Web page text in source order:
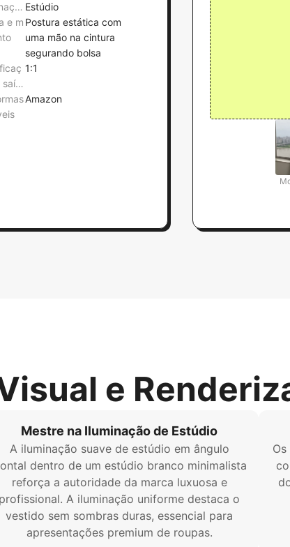
Estúdio
e m Postura estática com
uma mão na cintura
segurando bolsa
1:1
Amazon
e
Mestre na Iluminação de Estúdio
A iluminação suave de estúdio em ângulo
dentro de um estúdio branco minimalista
reforça a autoridade da marca luxuosa e
profissional. A iluminação uniforme destaca o
vestido sem sombras duras, essencial para
apresentações premium de roupas.